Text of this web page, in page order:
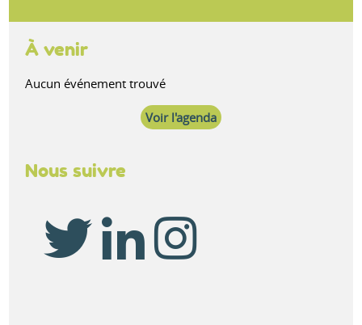
À venir
Aucun événement trouvé
Voir l'agenda
Nous suivre